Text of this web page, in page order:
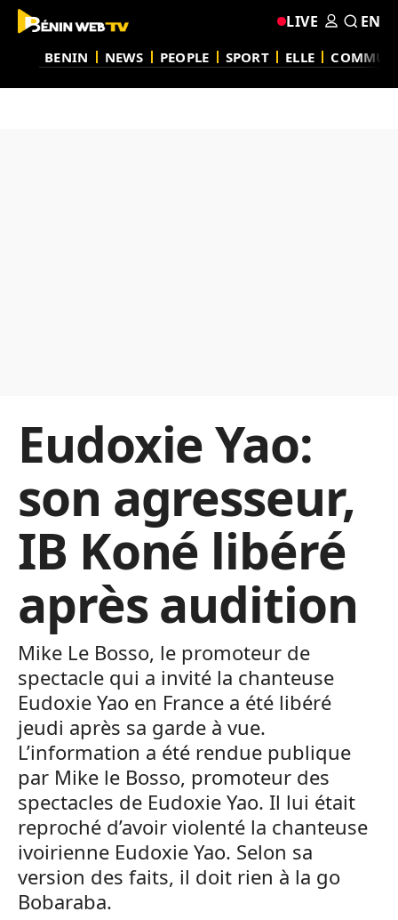
BENIN NEWS PEOPLE SPORT ELLE
LIVE EN
Eudoxie Yao:
son agresseur,
IB Koné libéré
après audition
Mike Le Bosso, le promoteur de
spectacle qui a invité la chanteuse
Eudoxie Yao en France a été libéré
jeudi après sa garde à vue.
L’information a été rendue publique
par Mike le Bosso, promoteur des
spectacles de Eudoxie Yao. Il lui était
reproché d’avoir violenté la chanteuse
ivoirienne Eudoxie Yao. Selon sa
version des faits, il doit rien à la go
Bobaraba.